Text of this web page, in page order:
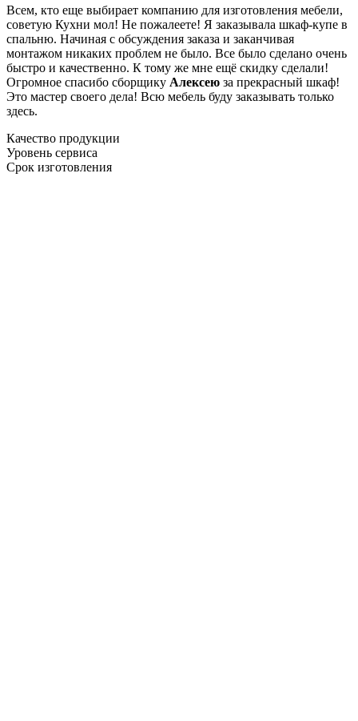
Всем, кто еще выбирает компанию для изготовления мебели,
советую Кухни мол! Не пожалеете! Я заказывала шкаф-купе в
спальню. Начиная с обсуждения заказа и заканчивая
монтажом никаких проблем не было. Все было сделано очень
быстро и качественно. К тому же мне ещё скидку сделали!
Огромное спасибо сборщику Алексею за прекрасный шкаф!
Это мастер своего дела! Всю мебель буду заказывать только
здесь.
Качество продукции
Уровень сервиса
Срок изготовления